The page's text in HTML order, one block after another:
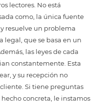
lectores. No está
como, la única fuente
resuelve un problema
legal, que se basa en un
las leyes de cada
constantemente. Esta
y su recepción no
Si tiene preguntas
concreta, le instamos